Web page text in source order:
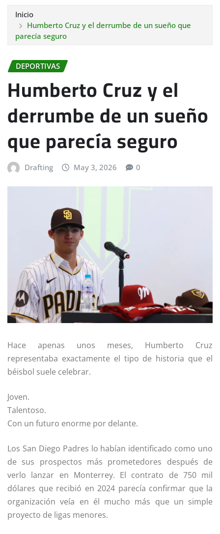
Inicio
Humberto Cruz y el derrumbe de un sueño que
parecía seguro
DEPORTIVAS
Humberto Cruz y el
derrumbe de un sueño
que parecía seguro
Drafting May 3, 2026 0
Hace apenas unos meses, Humberto Cruz
representaba exactamente el tipo de historia que el
béisbol suele celebrar.
Joven.
Talentoso.
Con un futuro enorme por delante.
Los San Diego Padres lo habían identificado como uno
de sus prospectos más prometedores después de
verlo lanzar en Monterrey. El contrato de 750 mil
dólares que recibió en 2024 parecía confirmar que la
organización veía en él mucho más que un simple
proyecto de ligas menores.